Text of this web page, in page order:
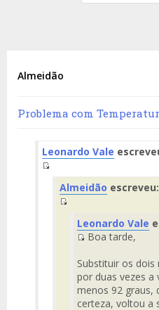
Almeidão
Problema com
Leonardo Vale
Fuente
del
Mensaje
Almeidão escreveu:
del
Mensaje
Leonardo Vale
del
Mensaje
Boa tarde,
Substituir os
por duas vezes a
menos 92 graus,
certeza, voltou a